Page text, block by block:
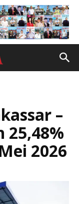
–
25,48%
2026